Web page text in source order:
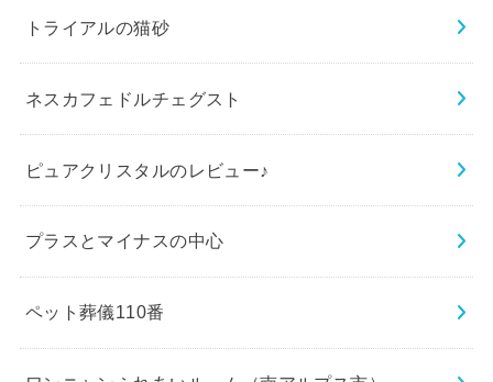
トライアルの猫砂
ネスカフェドルチェグスト
ピュアクリスタルのレビュー♪
プラスとマイナスの中心
ペット葬儀110番